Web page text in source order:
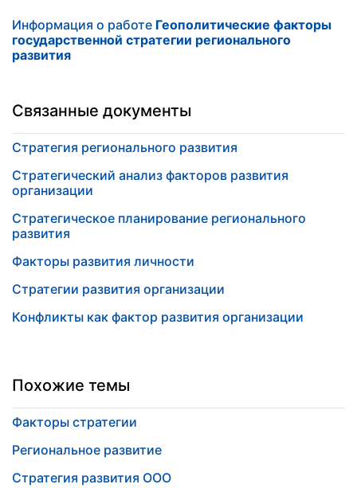
Информация о работе Геополитические факторы
государственной стратегии регионального
развития
Связанные документы
Стратегия регионального развития
Стратегический анализ факторов развития
организации
Стратегическое планирование регионального
развития
Факторы развития личности
Стратегии развития организации
Конфликты как фактор развития организации
Похожие темы
Факторы стратегии
Региональное развитие
Стратегия развития ООО